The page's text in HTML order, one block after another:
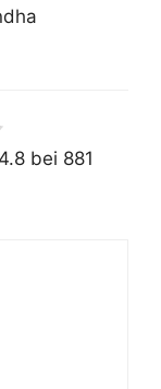
4.8 bei 881